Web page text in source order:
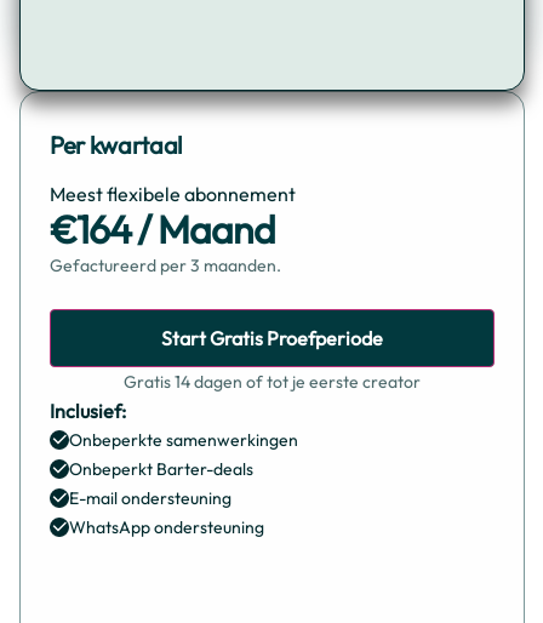
Per kwartaal
Meest flexibele abonnement
€164 / Maand
Gefactureerd per 3 maanden.
Start Gratis Proefperiode
Gratis 14 dagen of tot je eerste creator
Inclusief:
Onbeperkte samenwerkingen
Onbeperkt Barter-deals
E-mail ondersteuning
WhatsApp ondersteuning